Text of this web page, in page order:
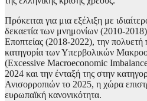
Πρόκειται για μια εξέλιξη με
δεκαετία των μνημονίων (2010-
Εποπτείας (2018-2022), την
κατηγορία των Υπερβολικών
(Excessive Macroeconomic
2024 και την ένταξή της στην
Ανισορροπιών το 2025, η χώρα
ευρωπαϊκή κανονικότητα.